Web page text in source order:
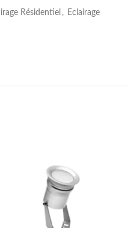
Résidentiel , Eclairage